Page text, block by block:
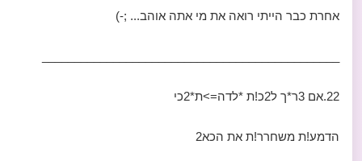
אחרת כבר הייתי רואה את מי אתה אוהב... ;-)
22.אם 3ר*ך ל2כ!ת *לדה=>ת*2כי
הדמע!ת משחרר!ת את הכא2